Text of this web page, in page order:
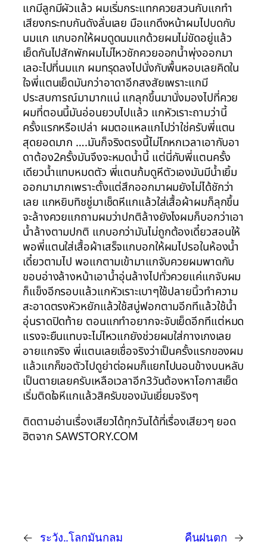
แกมีลูกมีผัวแล้ว ผมเริ่มกระแทกควยสวนกับแกทำ
เสียงกระทบกันดังลั่นเลย มือแกดึงหน้าผมไปบดกับ
นมแก แกบอกให้ผมดูดนมแกด้วยผมไม่ขัดอยู่แล้ว
เย็ดกันไปสักพักผมไม่ไหวชักควยออกน้ำพุ่งออกมา
เลอะไปที่นมแก ผมทรุดลงไปนั่งกับพื้นหอบเลยคิดใน
ใจพี่แตนเย็ดมันกว่าอาดาอีกสงสัยเพราะแกมี
ประสบการณ์มามากแน่ แกลุกขึ้นมานั่งมองไปที่ควย
ผมที่ตอนนี้มันอ่อนยวบไปแล้ว แกหัวเราะถามว่านี้
ครั้งแรกหรือเปล่า ผมตอแหลแกไปว่าใช่ครับพี่แตน
สุดยอดมาก ….มันก็จริงตรงนี้ไม่โกหกเวลาเอากับอา
ดาต้อง2ครั้งมันจึงจะหมดน้ำนี้ แต่นี่กับพี่แตนครั้ง
เดียวน้ำแทบหมดตัว พี่แตนก้มดูหีตัวเองมันมีน้ำเยิ้ม
ออกมามากเพราะตั้งแต่สึกออกมาผมยังไม่ได้ชักว่า
เลย แกหยิบทิชชู่มาเช็ดหีแกแล้วใส่เสื้อผ้าผมก็ลุกขึ้น
จะล้างควยแกถามผมว่าปกติล้างยังไงผมก็บอกว่าเอา
น้ำล้างตามปกติ แกบอกว่ามันไม่ถูกต้องเดี๋ยวสอนให้
พอพี่แตนใส่เสื้อผ้าเสร็จแกบอกให้ผมไปรอในห้องน้ำ
เดี๋ยวตามไป พอแกตามเข้ามาแกจับควยผมพาดกับ
ขอบอ่างล้างหน้าเอาน้ำอุ่นล้างไปทั่วควยแค่แกจับผม
ก็แข็งอีกรอบแล้วแกหัวเราะเบาๆใช้ปลายนิ้วทำความ
สะอาดตรงหัวหยักแล้วใช้สบู่ฟอกตามอีกทีแล้วใช้น้ำ
อุ่นราดปิดท้าย ตอนแกทำอยากจะจับเย็ดอีกทีแต่หมด
แรงจะยืนแทบจะไม่ไหวแกยังช่วยผมใส่กางเกงเลย
อายแกจริง พี่แตนเลยเชื่อจริงว่าเป็นครั้งแรกของผม
แล้วแกก็ขอตัวไปดูย่าต่อผมก็แยกไปนอนข้างบนหลับ
เป็นตายเลยครับเหลือเวลาอีก3วันต้องหาโอกาสเย็ด
เริ่มติดใจหีแกแล้วสิครับของมันเยี่ยมจริงๆ
ติดตามอ่านเรื่องเสียวได้ทุกวันได้ที่เรื่องเสียวๆ ยอด
ฮิตจาก SAWSTORY.COM
← ระวัง..โลกมันกลม คืนฝนตก →